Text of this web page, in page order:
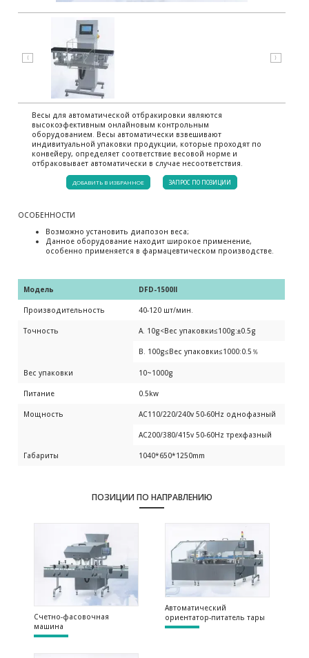
⟨ ⟩
Весы для автоматической отбракировки являются
высокоэфективным онлайновым контрольным
оборудованием. Весы автоматически взвешивают
индивитуальной упаковки продукции, которые проходят по
конвейеру, определяет соответствие весовой норме и
отбраковывает автоматически в случае несоответствия.
ДОБАВИТЬ В ИЗБРАННОЕ ЗАПРОС ПО ПОЗИЦИИ
ОСОБЕННОСТИ
Возможно установить диапозон веса;
Данное оборудование находит широкое применение,
особенно применяется в фармацевтическом производстве.
Модель DFD-1500II
Производительность 40-120 шт/мин.
Точность A. 10g<Вес упаковки≤100g:±0.5g
B. 100g≤Вес упаковки≤1000:0.5％
Вес упаковки 10~1000g
Питание 0.5kw
Мощность AC110/220/240v 50-60Hz однофазный
AC200/380/415v 50-60Hz трехфазный
Габариты 1040*650*1250mm
ПОЗИЦИИ ПО НАПРАВЛЕНИЮ
Счетно-фасовочная
машина
Автоматический
ориентатор-питатель тары